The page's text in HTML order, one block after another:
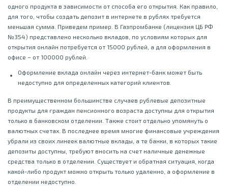
одного продукта в зависимости от способа его открытия. Как правило,
для того, чтобы создать депозит в интернете в рублях требуется
меньшая сумма. Приведем пример. В Газпромбанке (лицензия ЦБ РФ
№354) представлено несколько вкладов, по условиям которых для
открытия онлайн потребуется от 15000 рублей, а для оформления в
офисе – от 100000 рублей.
Оформление вклада онлайн через интернет-банк может быть
недоступно для определенных категорий клиентов.
В преимущественном большинстве случаев рублевые депозитные
продукты для граждан пенсионного возраста доступны для открытия
только в банковском отделении. Также стоит отдельно упомянуть о
валютных счетах. В последнее время многие финансовые учреждения
убрали из своих линеек валютные вклады, а те банки, в которых такие
депозиты доступны, требуют вносить на счет наличные денежные
средства только в отделении. Существует и обратная ситуация, когда
какой-либо продукт можно открыть только удаленно, а оформление в
отделении недоступно.